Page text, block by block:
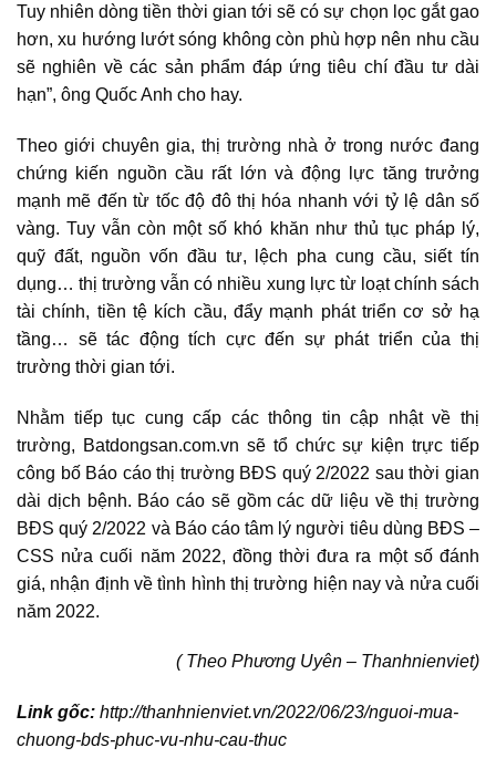
Tuy nhiên dòng tiền thời gian tới sẽ có sự chọn lọc gắt gao
hơn, xu hướng lướt sóng không còn phù hợp nên nhu cầu
sẽ nghiên về các sản phẩm đáp ứng tiêu chí đầu tư dài
hạn”, ông Quốc Anh cho hay.
Theo giới chuyên gia, thị trường nhà ở trong nước đang
chứng kiến nguồn cầu rất lớn và động lực tăng trưởng
mạnh mẽ đến từ tốc độ đô thị hóa nhanh với tỷ lệ dân số
vàng. Tuy vẫn còn một số khó khăn như thủ tục pháp lý,
quỹ đất, nguồn vốn đầu tư, lệch pha cung cầu, siết tín
dụng… thị trường vẫn có nhiều xung lực từ loạt chính sách
tài chính, tiền tệ kích cầu, đẩy mạnh phát triển cơ sở hạ
tầng… sẽ tác động tích cực đến sự phát triển của thị
trường thời gian tới.
Nhằm tiếp tục cung cấp các thông tin cập nhật về thị
trường, Batdongsan.com.vn sẽ tổ chức sự kiện trực tiếp
công bố Báo cáo thị trường BĐS quý 2/2022 sau thời gian
dài dịch bệnh. Báo cáo sẽ gồm các dữ liệu vềthị trường
BĐS quý 2/2022 và Báo cáo tâm lý người tiêu dùng BĐS –
CSS nửa cuối năm 2022, đồng thời đưa ra một số đánh
giá, nhận định về tình hình thị trường hiện nay và nửa cuối
năm 2022.
( Theo Phương Uyên – Thanhnienviet)
Link gốc: http://thanhnienviet.vn/2022/06/23/nguoi-mua-
chuong-bds-phuc-vu-nhu-cau-thuc